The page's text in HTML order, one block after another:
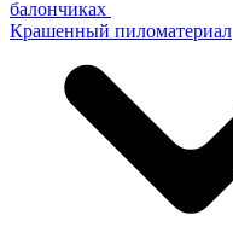
балончиках
Крашенный пиломатериал